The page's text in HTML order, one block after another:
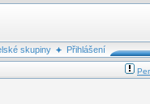
skupiny
Přihlášení